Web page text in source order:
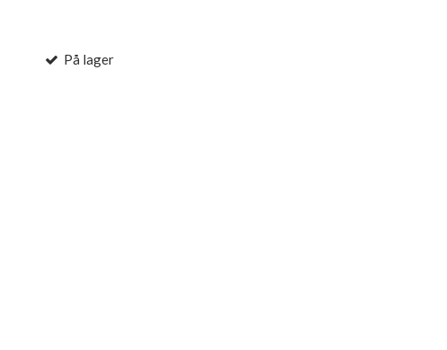
På lager